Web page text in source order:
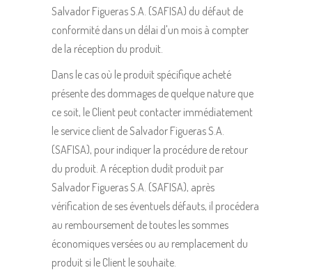
Salvador Figueras S.A. (SAFISA) du défaut de
conformité dans un délai d'un mois à compter
de la réception du produit.
Dans le cas où le produit spécifique acheté
présente des dommages de quelque nature que
ce soit, le Client peut contacter immédiatement
le service client de Salvador Figueras S.A.
(SAFISA), pour indiquer la procédure de retour
du produit. A réception dudit produit par
Salvador Figueras S.A. (SAFISA), après
vérification de ses éventuels défauts, il procédera
au remboursement de toutes les sommes
économiques versées ou au remplacement du
produit si le Client le souhaite.